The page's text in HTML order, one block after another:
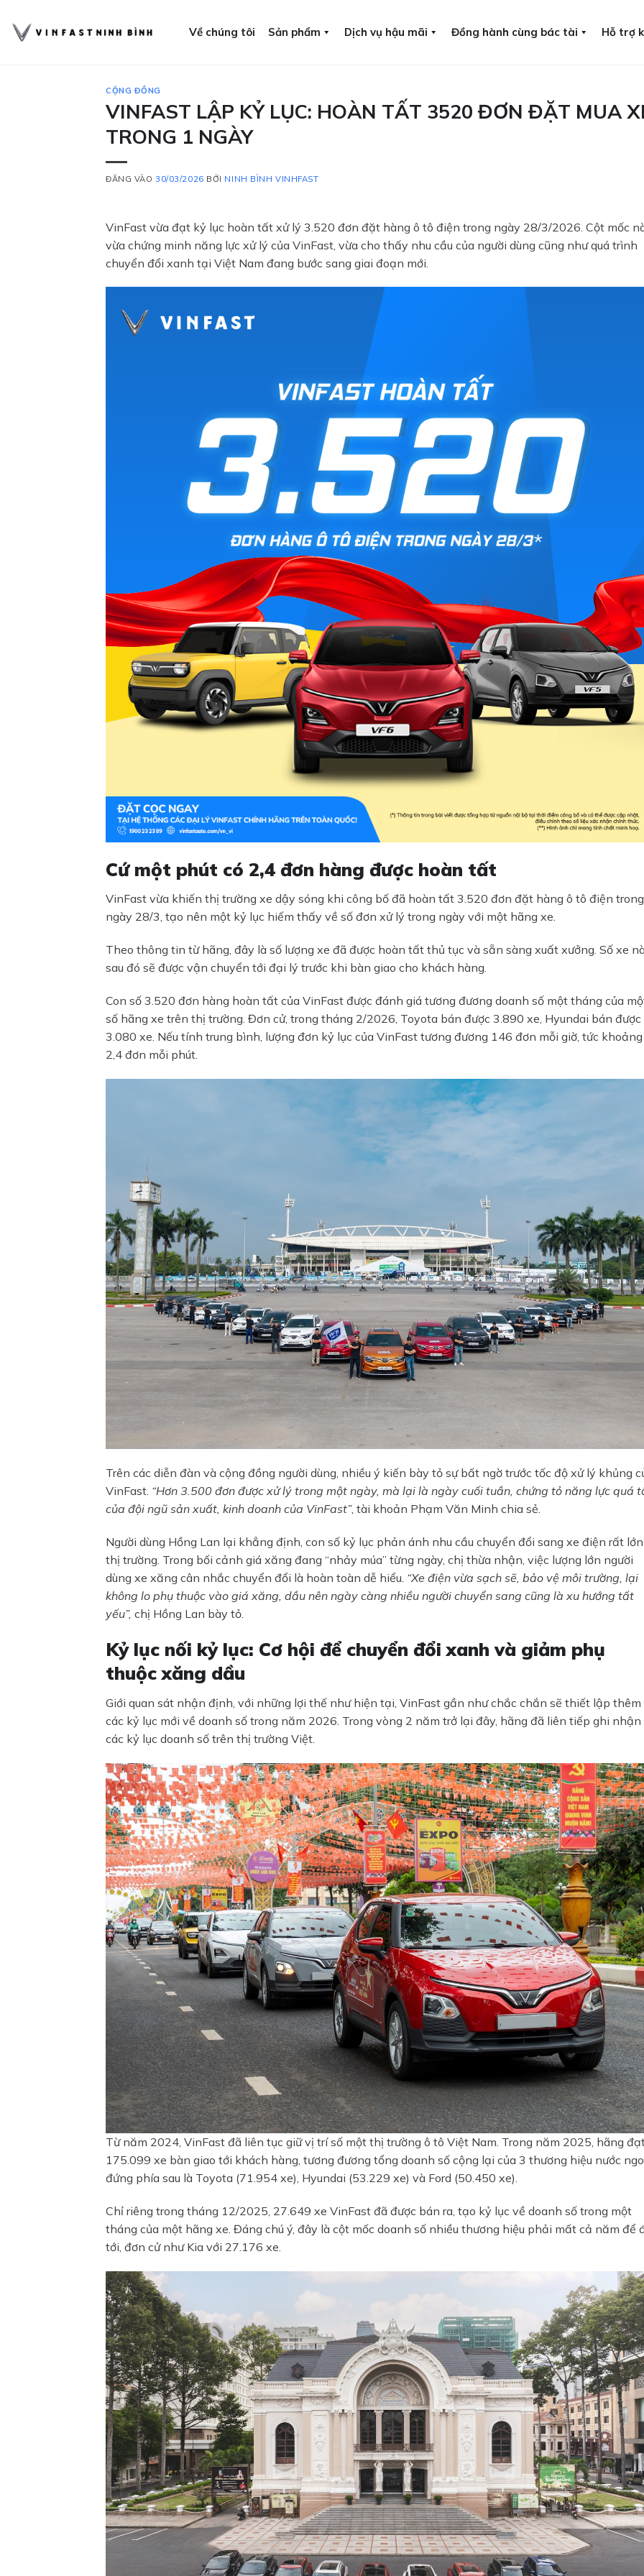
BÁO GIÁ LĂN BÁNH & LÁI THỬ XE
Nhận báo giá lăn bánh và lái thử xe VinFast
Trả hết Trả góp
qua
Về chúng tôi Sản phẩm Dịch vụ hậu mãi Đồng hành cùng bác tài Hỗ trợ
CỘNG ĐỒNG
VINFAST LẬP KỶ LỤC: HOÀN TẤT 3520 ĐƠN ĐẶT MUA
TRONG 1 NGÀY
ĐĂNG VÀO 30/03/2026 BỞI NINH BÌNH VINHFAST
VinFast vừa đạt kỷ lục hoàn tất xử lý 3.520 đơn đặt hàng ô tô điện trong ngày 28/3/2026. Cột mốc
vừa chứng minh năng lực xử lý của VinFast, vừa cho thấy nhu cầu của người dùng cũng như quá trình
chuyển đổi xanh tại Việt Nam đang bước sang giai đoạn mới.
Cứ một phút có 2,4 đơn hàng được hoàn tất
VinFast vừa khiến thị trường xe dậy sóng khi công bố đã hoàn tất 3.520 đơn đặt hàng ô tô điện trong
ngày 28/3, tạo nên một kỷ lục hiếm thấy về số đơn xử lý trong ngày với một hãng xe.
Theo thông tin từ hãng, đây là số lượng xe đã được hoàn tất thủ tục và sẵn sàng xuất xưởng. Số xe
sau đó sẽ được vận chuyển tới đại lý trước khi bàn giao cho khách hàng.
Con số 3.520 đơn hàng hoàn tất của VinFast được đánh giá tương đương doanh số một tháng của
số hãng xe trên thị trường. Đơn cử, trong tháng 2/2026, Toyota bán được 3.890 xe, Hyundai bán được
3.080 xe. Nếu tính trung bình, lượng đơn kỷ lục của VinFast tương đương 146 đơn mỗi giờ, tức khoảng
2,4 đơn mỗi phút.
Trên các diễn đàn và cộng đồng người dùng, nhiều ý kiến bày tỏ sự bất ngờ trước tốc độ xử lý khủng
VinFast. “Hơn 3.500 đơn được xử lý trong một ngày, mà lại là ngày cuối tuần, chứng tỏ năng lực quá
của đội ngũ sản xuất, kinh doanh của VinFast”, tài khoản Phạm Văn Minh chia sẻ.
Người dùng Hồng Lan lại khẳng định, con số kỷ lục phản ánh nhu cầu chuyển đổi sang xe điện rất
thị trường. Trong bối cảnh giá xăng đang “nhảy múa” từng ngày, chị thừa nhận, việc lượng lớn người
dùng xe xăng cân nhắc chuyển đổi là hoàn toàn dễ hiểu. “Xe điện vừa sạch sẽ, bảo vệ môi trường, lại
không lo phụ thuộc vào giá xăng, dầu nên ngày càng nhiều người chuyển sang cũng là xu hướng tất
yếu”, chị Hồng Lan bày tỏ.
Kỷ lục nối kỷ lục: Cơ hội để chuyển đổi xanh và giảm phụ
thuộc xăng dầu
Giới quan sát nhận định, với những lợi thế như hiện tại, VinFast gần như chắc chắn sẽ thiết lập thêm
các kỷ lục mới về doanh số trong năm 2026. Trong vòng 2 năm trở lại đây, hãng đã liên tiếp ghi nhận
các kỷ lục doanh số trên thị trường Việt.
Từ năm 2024, VinFast đã liên tục giữ vị trí số một thị trường ô tô Việt Nam. Trong năm 2025, hãng
175.099 xe bàn giao tới khách hàng, tương đương tổng doanh số cộng lại của 3 thương hiệu nước
đứng phía sau là Toyota (71.954 xe), Hyundai (53.229 xe) và Ford (50.450 xe).
Chỉ riêng trong tháng 12/2025, 27.649 xe VinFast đã được bán ra, tạo kỷ lục về doanh số trong một
tháng của một hãng xe. Đáng chú ý, đây là cột mốc doanh số nhiều thương hiệu phải mất cả năm để
tới, đơn cử như Kia với 27.176 xe.